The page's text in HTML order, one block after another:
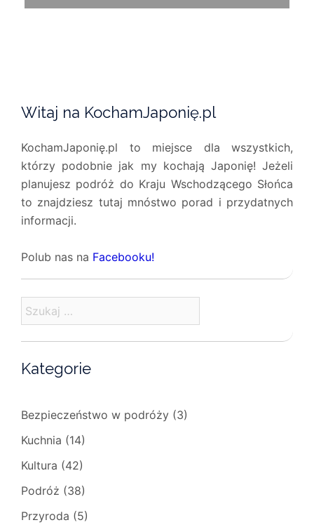
Witaj na KochamJaponię.pl
KochamJaponię.pl to miejsce dla wszystkich,
którzy podobnie jak my kochają Japonię! Jeżeli
planujesz podróż do Kraju Wschodzącego Słońca
to znajdziesz tutaj mnóstwo porad i przydatnych
informacji.
Polub nas na Facebooku!
Szukaj:
Kategorie
Bezpieczeństwo w podróży (3)
Kuchnia (14)
Kultura (42)
Podróż (38)
Przyroda (5)